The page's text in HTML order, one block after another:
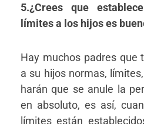
5.¿Crees que
límites a los hijos es
Hay muchos padres que
a su hijos normas,
harán que se anule la
en absoluto, es así,
límites están